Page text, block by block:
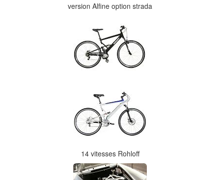
version Alfine option strada
14 vitesses Rohloff